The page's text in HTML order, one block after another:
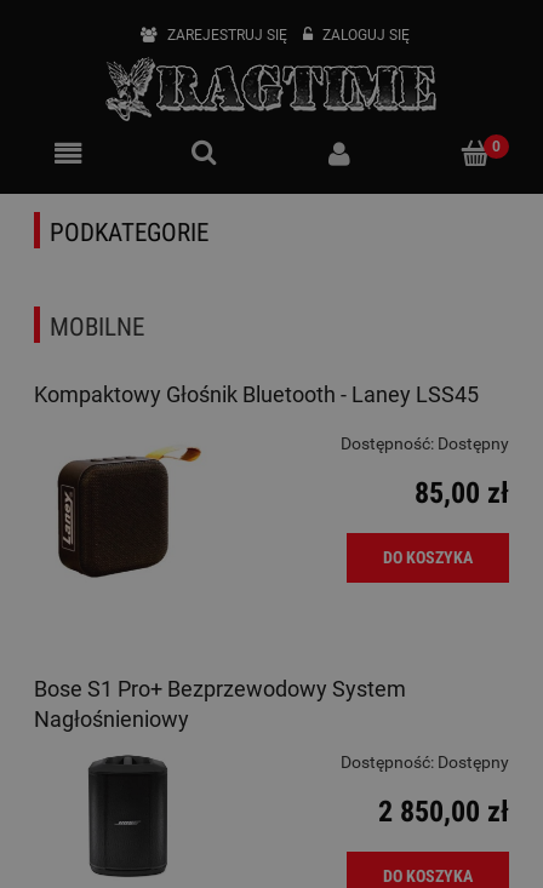
ZAREJESTRUJ SIĘ ZALOGUJ SIĘ
PODKATEGORIE
MOBILNE
Kompaktowy Głośnik Bluetooth - Laney LSS45
Dostępność: Dostępny
85,00 zł
DO KOSZYKA
Bose S1 Pro+ Bezprzewodowy System
Nagłośnieniowy
Dostępność: Dostępny
2 850,00 zł
DO KOSZYKA